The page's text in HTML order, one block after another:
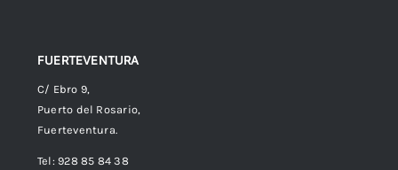
FUERTEVENTURA
C/ Ebro 9,
Puerto del Rosario,
Fuerteventura.
Tel: 928 85 84 38